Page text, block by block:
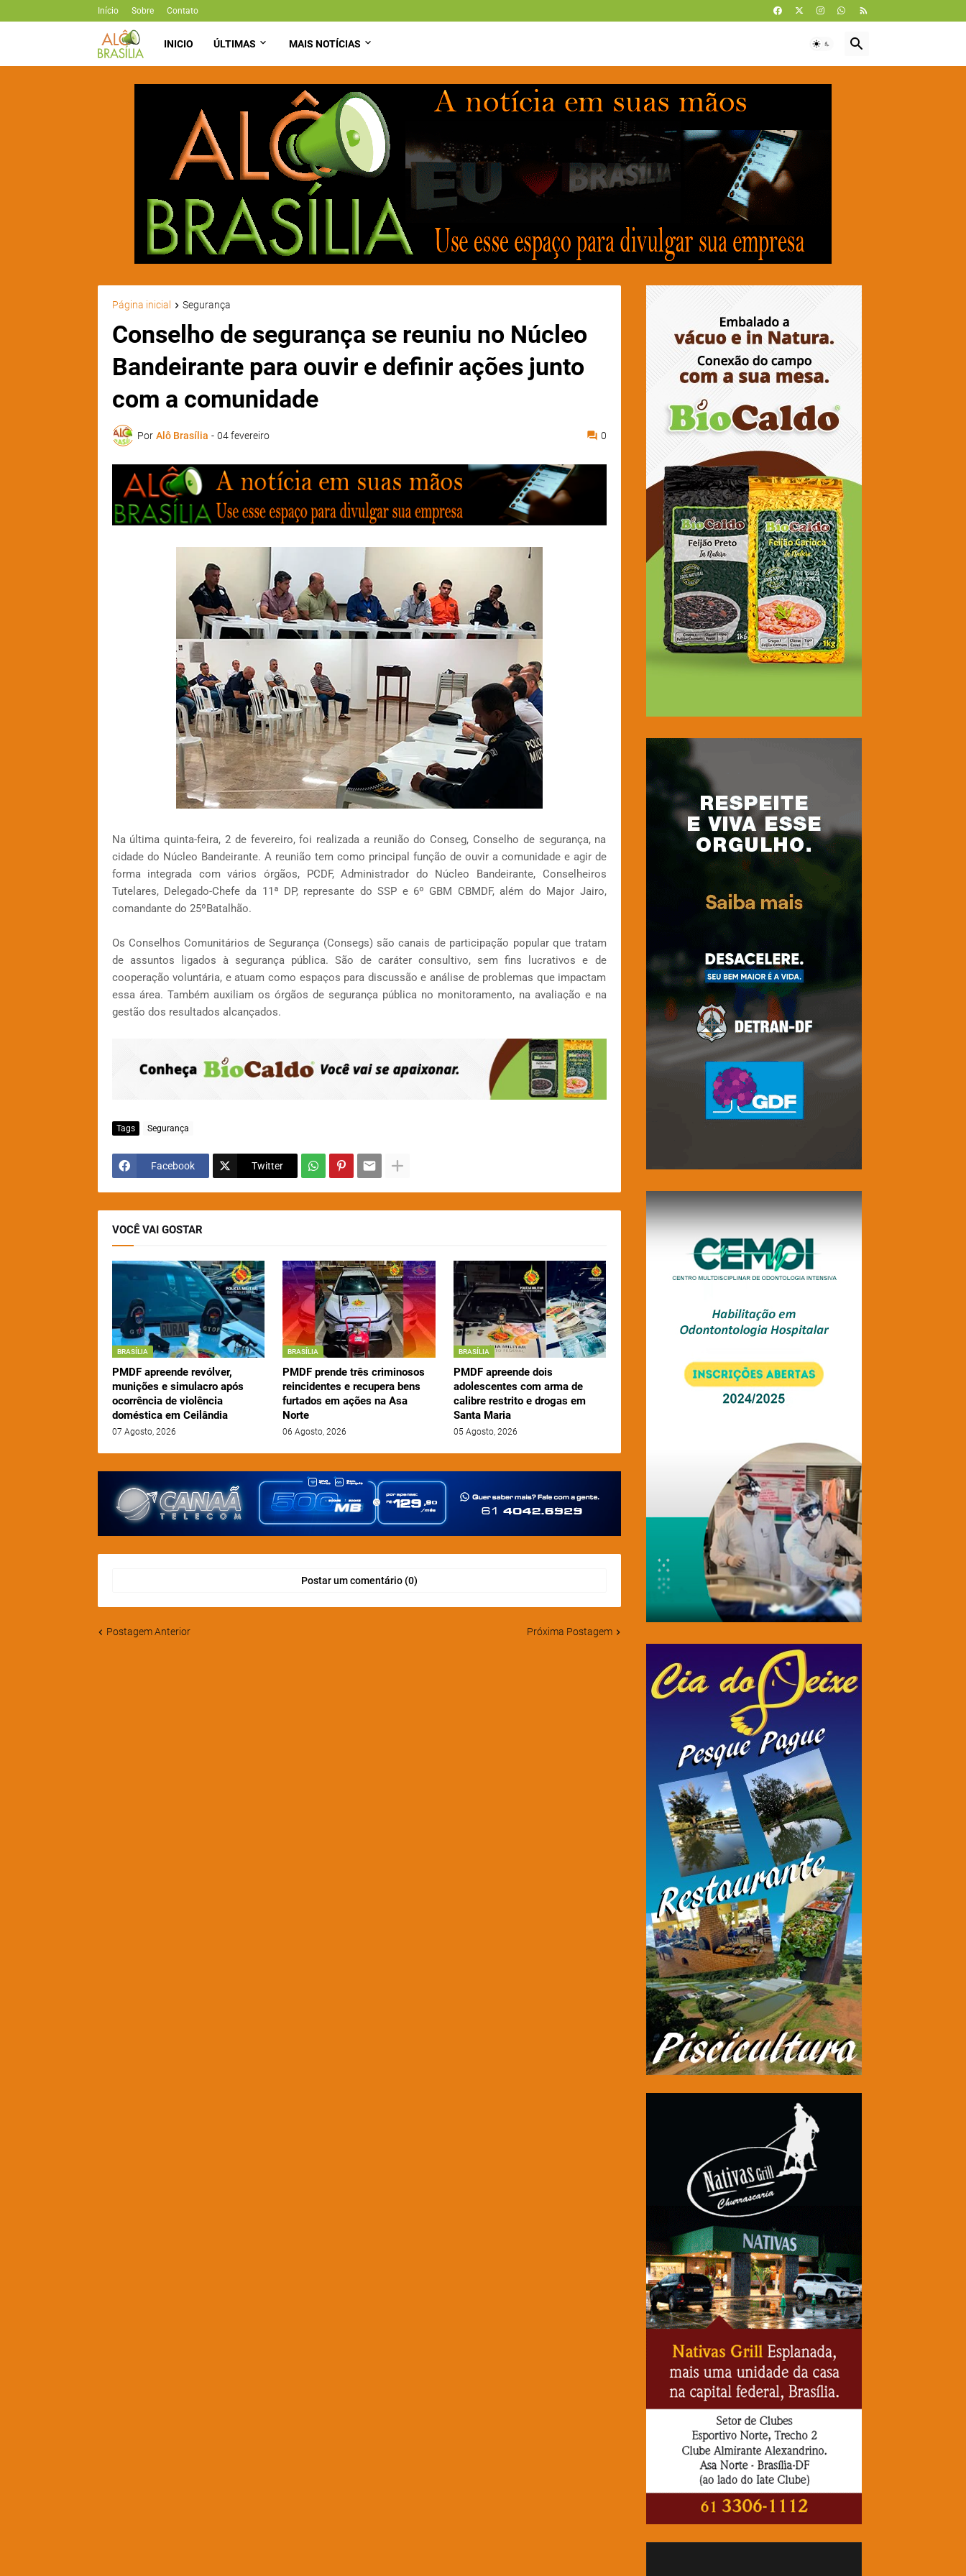
Início Sobre Contato
INICIO ÚLTIMAS MAIS NOTÍCIAS
Página inicial Segurança
Conselho de segurança se reuniu no Núcleo
Bandeirante para ouvir e definir ações junto
com a comunidade
Por Alô Brasília - 04 fevereiro 0
Na última quinta-feira, 2 de fevereiro, foi realizada a reunião do Conseg, Conselho de segurança, na
cidade do Núcleo Bandeirante. A reunião tem como principal função de ouvir a comunidade e agir de
forma integrada com vários órgãos, PCDF, Administrador do Núcleo Bandeirante, Conselheiros
Tutelares, Delegado-Chefe da 11ª DP, represante do SSP e 6º GBM CBMDF, além do Major Jairo,
comandante do 25ºBatalhão.
Os Conselhos Comunitários de Segurança (Consegs) são canais de participação popular que tratam
de assuntos ligados à segurança pública. São de caráter consultivo, sem fins lucrativos e de
cooperação voluntária, e atuam como espaços para discussão e análise de problemas que impactam
essa área. Também auxiliam os órgãos de segurança pública no monitoramento, na avaliação e na
gestão dos resultados alcançados.
Tags Segurança
Facebook Twitter
VOCÊ VAI GOSTAR
BRASÍLIA
PMDF apreende revólver,
munições e simulacro após
ocorrência de violência
doméstica em Ceilândia
07 Agosto, 2026
BRASÍLIA
PMDF prende três criminosos
reincidentes e recupera bens
furtados em ações na Asa
Norte
06 Agosto, 2026
BRASÍLIA
PMDF apreende dois
adolescentes com arma de
calibre restrito e drogas em
Santa Maria
05 Agosto, 2026
Postar um comentário (0)
Postagem Anterior Próxima Postagem